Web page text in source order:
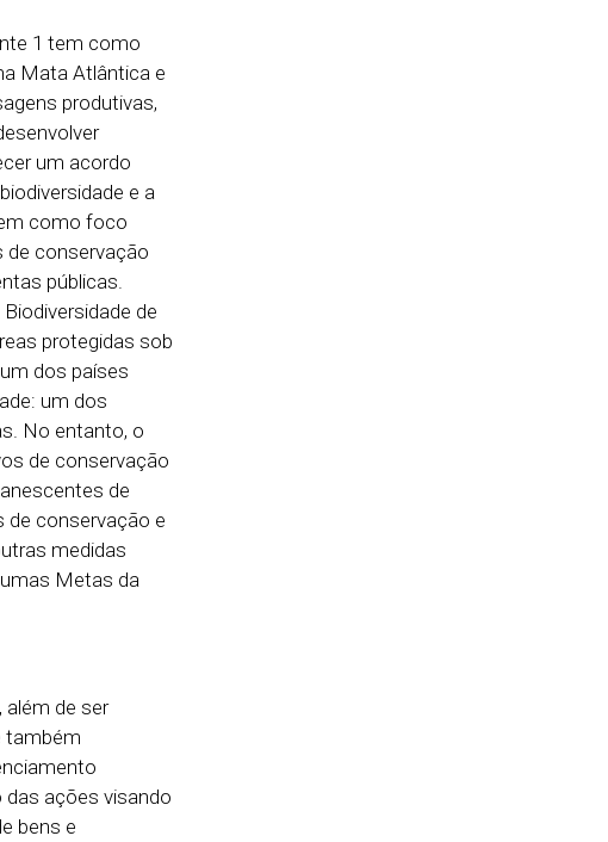
1 tem como
Mata Atlântica e
produtivas,
um acordo
e a
como foco
de conservação
públicas.
de
protegidas sob
dos países
um dos
No entanto, o
de conservação
de
de conservação e
medidas
Metas da
além de ser
também
ações visando
bens e